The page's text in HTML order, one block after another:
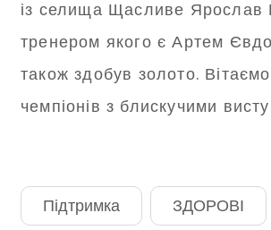
із селища Щасливе Ярослав
тренером якого є Артем
також здобув золото.
чемпіонів з блискучими
Підтримка ЗДОРОВІ